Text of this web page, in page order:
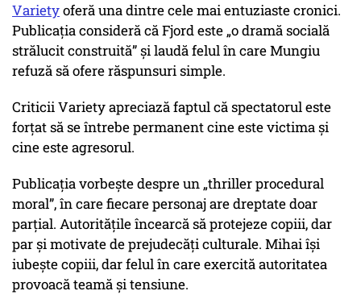
Varietyoferă una dintre cele mai entuziaste cronici.
Publicația consideră că Fjord este „o dramă socială
strălucit construită”și laudă felul în care Mungiu
refuză să ofere răspunsuri simple.
Criticii Variety apreciază faptul că spectatorul este
forțat să se întrebe permanent cine este victima și
cine este agresorul.
Publicația vorbește despre un „thriller procedural
moral”, în care fiecare personaj are dreptate doar
parțial. Autoritățile încearcă să protejeze copiii, dar
par și motivate de prejudecăți culturale. Mihai își
iubește copiii, dar felul în care exercită autoritatea
provoacă teamă și tensiune.